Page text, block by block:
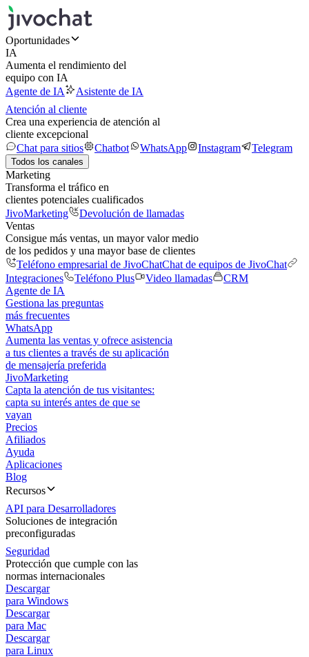
Oportunidades
IA
Aumenta el rendimiento del
equipo con IA
Agente de IA
Asistente de IA
Atención al cliente
Crea una experiencia de atención al
cliente excepcional
Chat para sitios
Chatbot WhatsApp Instagram Telegram
Todos los canales
Marketing
Transforma el tráfico en
clientes potenciales cualificados
JivoMarketing
Devolución de llamadas
Ventas
Consigue más ventas, un mayor valor medio
de los pedidos y una mayor base de clientes
Teléfono empresarial de JivoChatChat de equipos de JivoChat
Integraciones
Teléfono Plus Video llamadas
CRM
Agente de IA
Gestiona las preguntas
más frecuentes
WhatsApp
Aumenta las ventas y ofrece asistencia
a tus clientes a través de su aplicación
de mensajería preferida
JivoMarketing
Capta la atención de tus visitantes:
capta su interés antes de que se
vayan
Precios
Afiliados
Ayuda
Aplicaciones
Blog
Recursos
API para Desarrolladores
Soluciones de integración
preconfiguradas
Seguridad
Protección que cumple con las
normas internacionales
Descargar
para Windows
Descargar
para Mac
Descargar
para Linux